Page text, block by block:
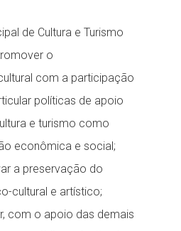
de Cultura e Turismo
o
com a participação
políticas de apoio
e turismo como
econômica e social;
a preservação do
cultural e artístico;
com o apoio das demais